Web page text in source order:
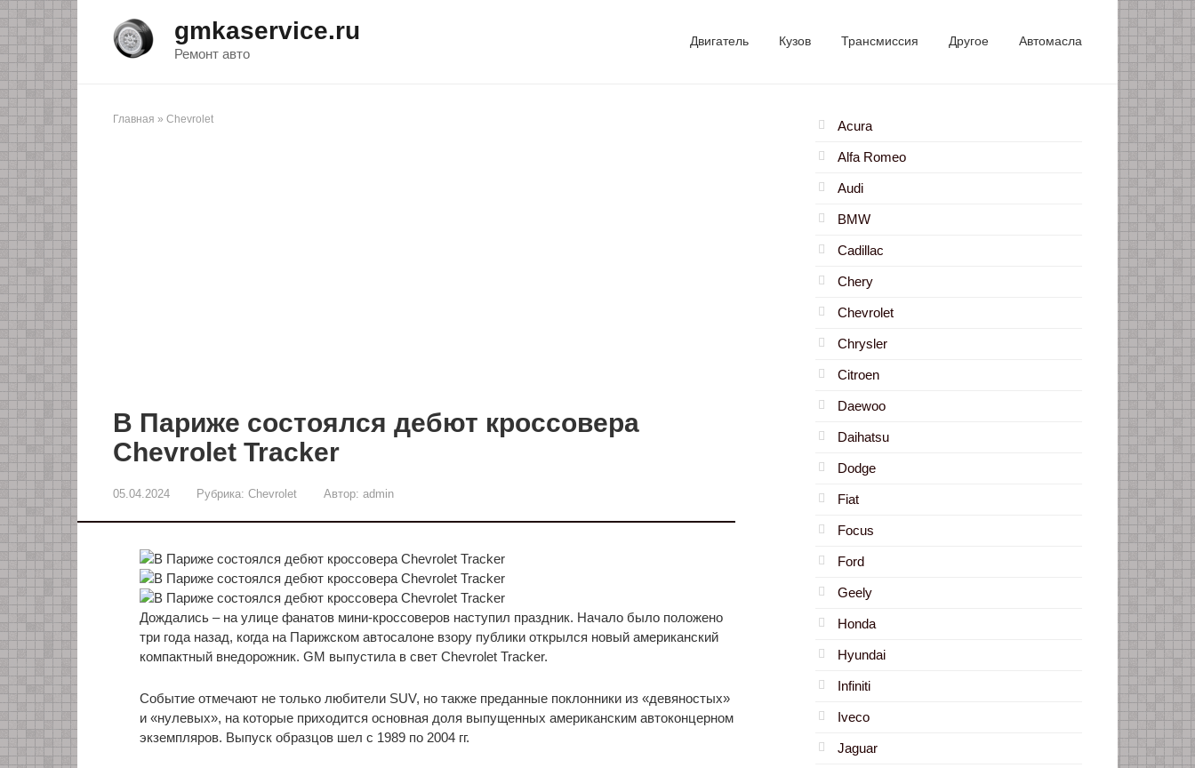
Перейти
к
контенту
gmkaservice.ru
Ремонт авто
Двигатель Кузов Трансмиссия Другое Автомасла
Главная » Chevrolet
В Париже состоялся дебют кроссовера
Chevrolet Tracker
05.04.2024 Рубрика: Chevrolet Автор: admin
Дождались – на улице фанатов мини-кроссоверов наступил праздник. Начало было положено
три года назад, когда на Парижском автосалоне взору публики открылся новый американский
компактный внедорожник. GM выпустила в свет Chevrolet Tracker.
Событие отмечают не только любители SUV, но также преданные поклонники из «девяностых»
и «нулевых», на которые приходится основная доля выпущенных американским автоконцерном
экземпляров. Выпуск образцов шел с 1989 по 2004 гг.
Acura
Alfa Romeo
Audi
BMW
Cadillac
Chery
Chevrolet
Chrysler
Citroen
Daewoo
Daihatsu
Dodge
Fiat
Focus
Ford
Geely
Honda
Hyundai
Infiniti
Iveco
Jaguar